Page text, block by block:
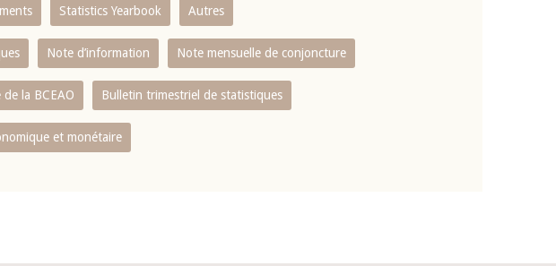
Statistics Yearbook Autres
Note d’information Note mensuelle de conjoncture
la BCEAO Bulletin trimestriel de statistiques
et monétaire